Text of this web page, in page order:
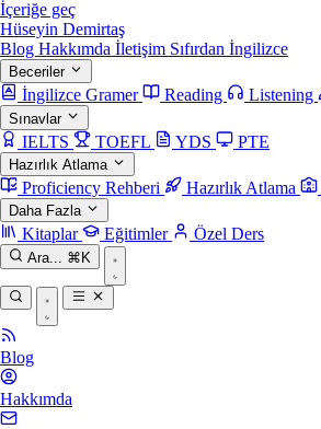
İçeriğe geç
Hüseyin Demirtaş
Blog Hakkımda İletişim Sıfırdan İngilizce
Beceriler
İngilizce Gramer Reading Listening
Sınavlar
IELTS TOEFL YDS PTE
Hazırlık Atlama
Proficiency Rehberi Hazırlık Atlama
Daha Fazla
Kitaplar Eğitimler Özel Ders
Ara... ⌘K
Blog
Hakkımda